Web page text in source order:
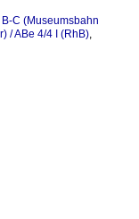
C (Museumsbahn
/ ABe 4/4 I (RhB)